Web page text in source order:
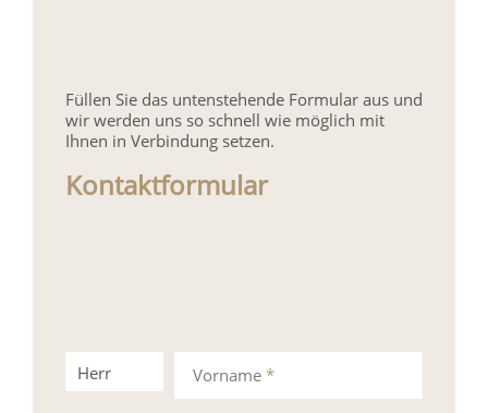
Füllen Sie das untenstehende Formular aus und
wir werden uns so schnell wie möglich mit
Ihnen in Verbindung setzen.
Kontaktformular
Herr Frau
Vorname *